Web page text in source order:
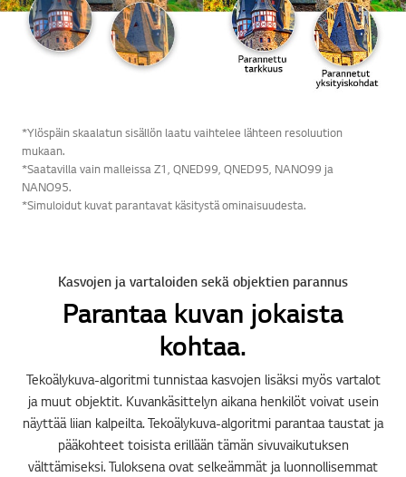
*Ylöspäin skaalatun sisällön laatu vaihtelee lähteen resoluution
mukaan.
*Saatavilla vain malleissa Z1, QNED99, QNED95, NANO99 ja
NANO95.
*Simuloidut kuvat parantavat käsitystä ominaisuudesta.
Kasvojen ja vartaloiden sekä objektien parannus
Parantaa kuvan jokaista
kohtaa.
Tekoälykuva-algoritmi tunnistaa kasvojen lisäksi myös vartalot
ja muut objektit. Kuvankäsittelyn aikana henkilöt voivat usein
näyttää liian kalpeilta. Tekoälykuva-algoritmi parantaa taustat ja
pääkohteet toisista erillään tämän sivuvaikutuksen
välttämiseksi. Tuloksena ovat selkeämmät ja luonnollisemmat